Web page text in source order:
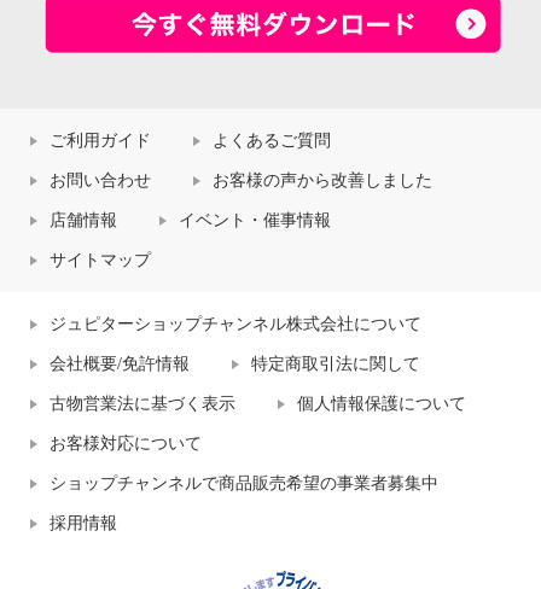
ご利用ガイド よくあるご質問
お問い合わせ お客様の声から改善しました
店舗情報 イベント・催事情報
サイトマップ
ジュピターショップチャンネル株式会社について
会社概要/免許情報 特定商取引法に関して
古物営業法に基づく表示 個人情報保護について
お客様対応について
ショップチャンネルで商品販売希望の事業者募集中
採用情報